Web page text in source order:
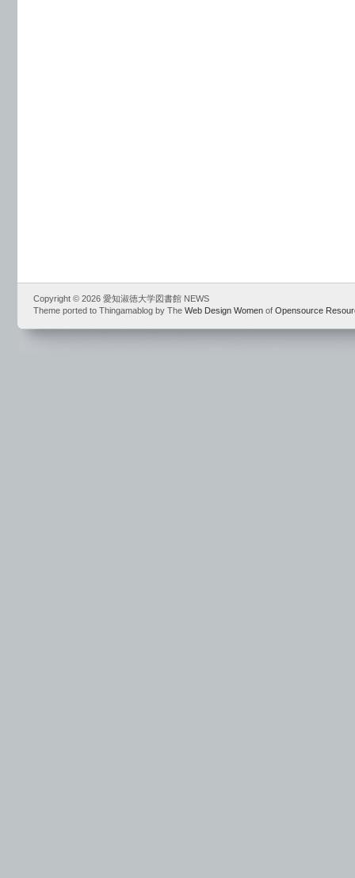
Copyright © 2026 愛知淑徳大学図書館 NEWS
Theme ported to Thingamablog by The Web Design Women of Opensource